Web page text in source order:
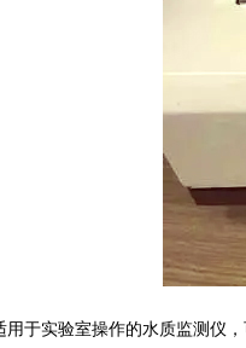
于实验室操作的水质监测仪